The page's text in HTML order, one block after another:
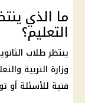
ما الذي
التعليم؟
ينتظرطلاب
وزارة التربية
فنية للأسئلة أو